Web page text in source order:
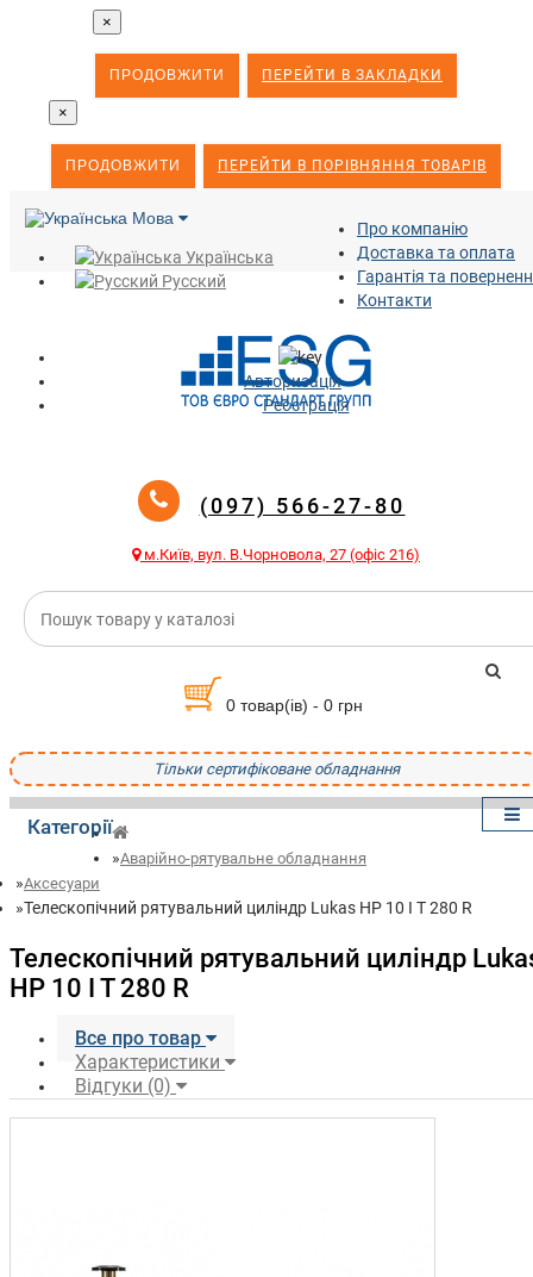
×
ПРОДОВЖИТИ ПЕРЕЙТИ В ЗАКЛАДКИ
×
ПРОДОВЖИТИ ПЕРЕЙТИ В ПОРІВНЯННЯ ТОВАРІВ
Мова
Українська
Русский
Про компанію
Доставка та оплата
Гарантія та
Контакти
Авторизація
Реєстрація
(097) 566-27-80
м.Київ, вул. В.Чорновола, 27 (офіс 216)
0 товар(ів) - 0 грн
Тільки сертифіковане обладнання
Категорії
Аварійно-рятувальне обладнання
Аксесуари
Телескопічний рятувальний циліндр Lukas HP 10 I T 280 R
Телескопічний рятувальний циліндр
HP 10 I T 280 R
Все про товар
Характеристики
Відгуки (0)